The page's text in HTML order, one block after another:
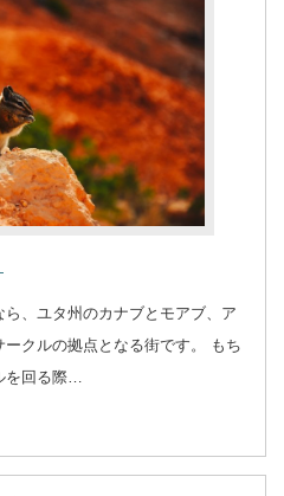
、ユタ州のカナブとモアブ、ア
クルの拠点となる街です。 もち
を回る際…